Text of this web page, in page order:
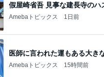
医師に言われた運もある大きな
Amebaトピックス 15時間前
假屋崎 ぼんぼり祭りに出品し
Amebaトピックス 1日前